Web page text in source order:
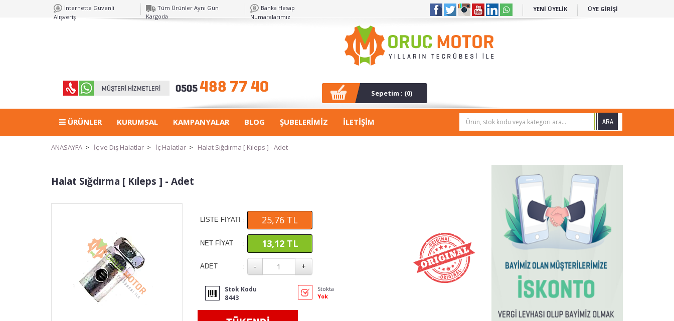
İnternette Güvenli
Alışveriş
Tüm Ürünler Aynı Gün
Kargoda
Banka Hesap
Numaralarımız
YENİ ÜYELİK ÜYE GİRİŞİ
Sepetim : (0)
ÜRÜNLER KURUMSAL KAMPANYALAR BLOG ŞUBELERİMİZ İLETİŞİM Ürün, stok kodu veya kategori ara...
ANASAYFA > İç ve Dış Halatlar > İç Halatlar > Halat Sığdırma [ Kıleps ] - Adet
Halat Sığdırma [ Kıleps ] - Adet
LİSTE FİYATI : 25,76 TL
NET FİYAT : 13,12 TL
ADET :
Stok Kodu
8443
Stokta
Yok